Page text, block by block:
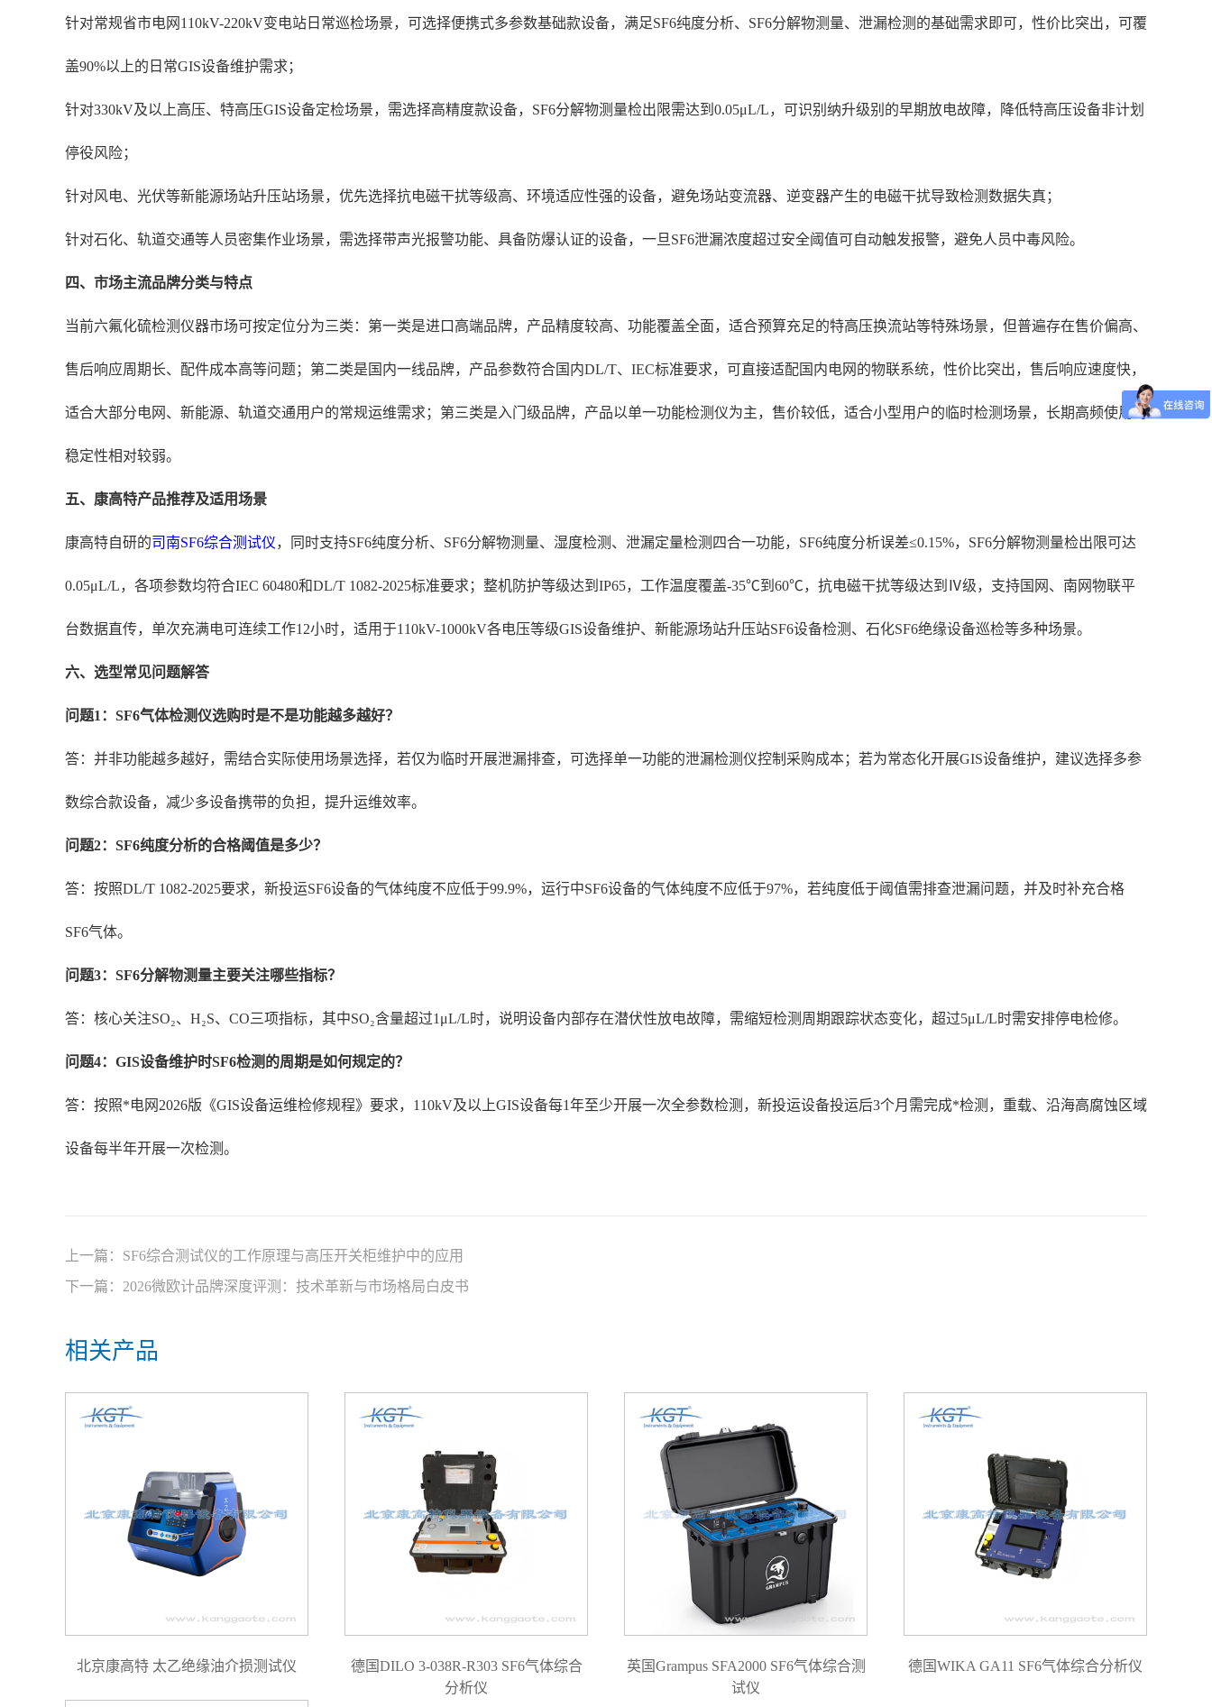
针对常规省市电网110kV-220kV变电站日常巡检场景，可选择便携式多参数基础款设备，满足SF6纯度分析、SF6分解物测量、泄漏检测的基础需求即可，性价比突出，可覆
盖90%以上的日常GIS设备维护需求；
针对330kV及以上高压、特高压GIS设备定检场景，需选择高精度款设备，SF6分解物测量检出限需达到0.05μL/L，可识别纳升级别的早期放电故障，降低特高压设备非计划
停役风险；
针对风电、光伏等新能源场站升压站场景，优先选择抗电磁干扰等级高、环境适应性强的设备，避免场站变流器、逆变器产生的电磁干扰导致检测数据失真；
针对石化、轨道交通等人员密集作业场景，需选择带声光报警功能、具备防爆认证的设备，一旦SF6泄漏浓度超过安全阈值可自动触发报警，避免人员中毒风险。
四、市场主流品牌分类与特点
当前六氟化硫检测仪器市场可按定位分为三类：第一类是进口高端品牌，产品精度较高、功能覆盖全面，适合预算充足的特高压换流站等特殊场景，但普遍存在售价偏高、
售后响应周期长、配件成本高等问题；第二类是国内一线品牌，产品参数符合国内DL/T、IEC标准要求，可直接适配国内电网的物联系统，性价比突出，售后响应速度快，
适合大部分电网、新能源、轨道交通用户的常规运维需求；第三类是入门级品牌，产品以单一功能检测仪为主，售价较低，适合小型用户的临时检测场景，长期高频使用的
稳定性相对较弱。
五、康高特产品推荐及适用场景
康高特自研的司南SF6综合测试仪，同时支持SF6纯度分析、SF6分解物测量、湿度检测、泄漏定量检测四合一功能，SF6纯度分析误差≤0.15%，SF6分解物测量检出限可达
0.05μL/L，各项参数均符合IEC 60480和DL/T 1082-2025标准要求；整机防护等级达到IP65，工作温度覆盖-35℃到60℃，抗电磁干扰等级达到Ⅳ级，支持国网、南网物联平
台数据直传，单次充满电可连续工作12小时，适用于110kV-1000kV各电压等级GIS设备维护、新能源场站升压站SF6设备检测、石化SF6绝缘设备巡检等多种场景。
六、选型常见问题解答
问题1：SF6气体检测仪选购时是不是功能越多越好？
答：并非功能越多越好，需结合实际使用场景选择，若仅为临时开展泄漏排查，可选择单一功能的泄漏检测仪控制采购成本；若为常态化开展GIS设备维护，建议选择多参
数综合款设备，减少多设备携带的负担，提升运维效率。
问题2：SF6纯度分析的合格阈值是多少？
答：按照DL/T 1082-2025要求，新投运SF6设备的气体纯度不应低于99.9%，运行中SF6设备的气体纯度不应低于97%，若纯度低于阈值需排查泄漏问题，并及时补充合格
SF6气体。
问题3：SF6分解物测量主要关注哪些指标？
答：核心关注SO₂、H₂S、CO三项指标，其中SO₂含量超过1μL/L时，说明设备内部存在潜伏性放电故障，需缩短检测周期跟踪状态变化，超过5μL/L时需安排停电检修。
问题4：GIS设备维护时SF6检测的周期是如何规定的？
答：按照*电网2026版《GIS设备运维检修规程》要求，110kV及以上GIS设备每1年至少开展一次全参数检测，新投运设备投运后3个月需完成*检测，重载、沿海高腐蚀区域
设备每半年开展一次检测。
上一篇： SF6综合测试仪的工作原理与高压开关柜维护中的应用
下一篇： 2026微欧计品牌深度评测：技术革新与市场格局白皮书
相关产品
北京康高特 太乙绝缘油介损测试仪
德国DILO 3-038R-R303 SF6气体综合
分析仪
英国Grampus SFA2000 SF6气体综合测
试仪
德国WIKA GA11 SF6气体综合分析仪